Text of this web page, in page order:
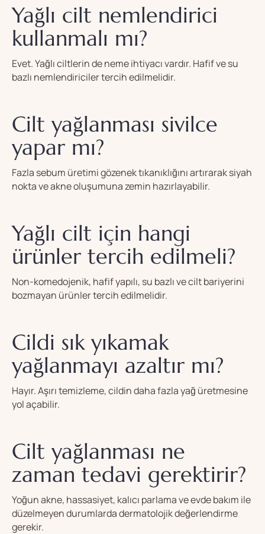
Yağlı cilt nemlendirici
kullanmalı mı?
Evet. Yağlı ciltlerin de neme ihtiyacı vardır. Hafif ve su
bazlı nemlendiriciler tercih edilmelidir.
Cilt yağlanması sivilce
yapar mı?
Fazla sebum üretimi gözenek tıkanıklığını artırarak siyah
nokta ve akne oluşumuna zemin hazırlayabilir.
Yağlı cilt için hangi
ürünler tercih edilmeli?
Non-komedojenik, hafif yapılı, su bazlı ve cilt bariyerini
bozmayan ürünler tercih edilmelidir.
Cildi sık yıkamak
yağlanmayı azaltır mı?
Hayır. Aşırı temizleme, cildin daha fazla yağ üretmesine
yol açabilir.
Cilt yağlanması ne
zaman tedavi gerektirir?
Yoğun akne, hassasiyet, kalıcı parlama ve evde bakım ile
düzelmeyen durumlarda dermatolojik değerlendirme
gerekir.